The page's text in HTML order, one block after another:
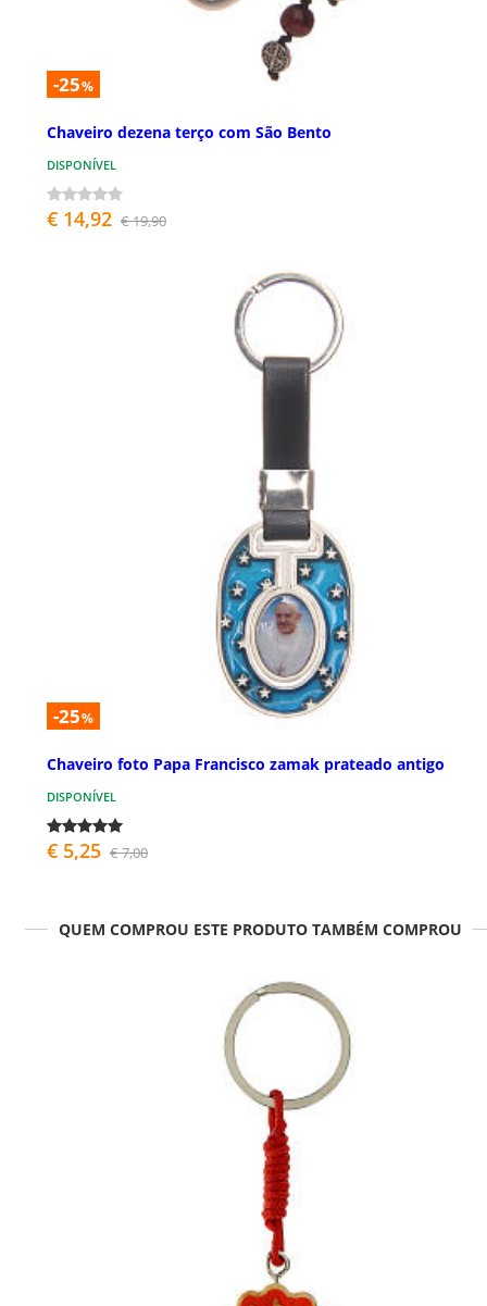
-25%
Chaveiro dezena terço com São Bento
DISPONÍVEL
€ 14,92 € 19,90
-25%
Chaveiro foto Papa Francisco zamak prateado antigo
DISPONÍVEL
€ 5,25 € 7,00
QUEM COMPROU ESTE PRODUTO TAMBÉM COMPROU